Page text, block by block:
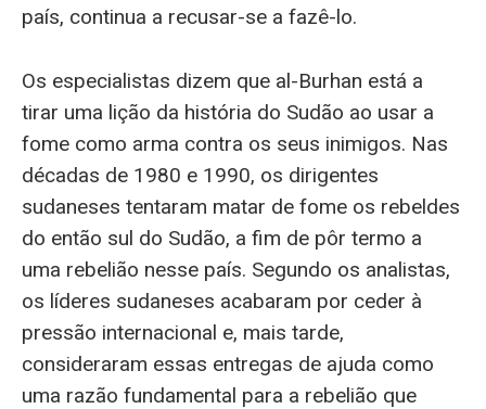
país, continua a recusar-se a fazê-lo.
Os especialistas dizem que al-Burhan está a
tirar uma lição da história do Sudão ao usar a
fome como arma contra os seus inimigos. Nas
décadas de 1980 e 1990, os dirigentes
sudaneses tentaram matar de fome os rebeldes
do então sul do Sudão, a fim de pôr termo a
uma rebelião nesse país. Segundo os analistas,
os líderes sudaneses acabaram por ceder à
pressão internacional e, mais tarde,
consideraram essas entregas de ajuda como
uma razão fundamental para a rebelião que